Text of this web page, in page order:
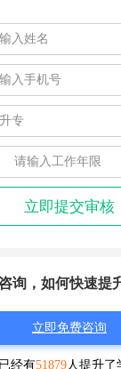
立即提交审核
询，如何快速提
立即免费咨询
已经有51879人提升了